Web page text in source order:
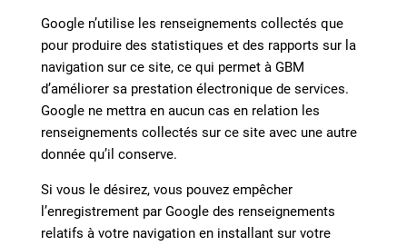
Google n’utilise les renseignements collectés que
pour produire des statistiques et des rapports sur la
navigation sur ce site, ce qui permet à GBM
d’améliorer sa prestation électronique de services.
Google ne mettra en aucun cas en relation les
renseignements collectés sur ce site avec une autre
donnée qu’il conserve.
Si vous le désirez, vous pouvez empêcher
l’enregistrement par Google des renseignements
relatifs à votre navigation en installant sur votre